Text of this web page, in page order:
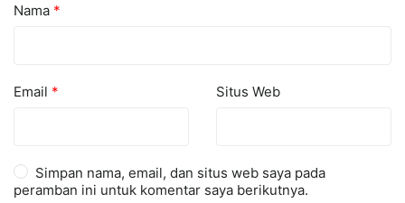
Nama *
Email * Situs Web
Simpan nama, email, dan situs web saya pada
peramban ini untuk komentar saya berikutnya.